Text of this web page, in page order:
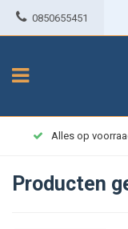
0850655451
Alles op
Producten